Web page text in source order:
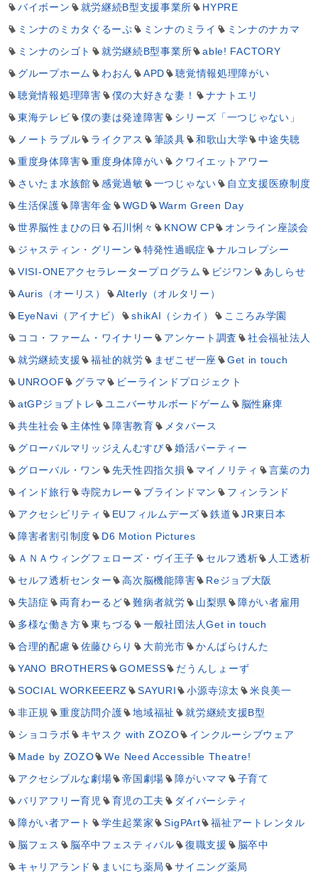
バイボーン 就労継続B型支援事業所
HYPRE
ミンナのミカタぐるーぷ
ミンナのミライ
ミンナのナカマ
ミンナのシゴト
就労継続B型事業所
able! FACTORY
グループホーム
わおん APD
聴覚情報処理障がい
聴覚情報処理障害
僕の大好きな妻！
ナナトエリ
東海テレビ
僕の妻は発達障害
シリーズ「一つじゃない」
ノートラブル
ライクアス 筆談具 和歌山大学
中途失聴
重度身体障害
重度身体障がい
クワイエットアワー
さいたま水族館
感覚過敏 一つじゃない
自立支援医療制度
生活保護
障害年金 WGD
Warm Green Day
世界脳性まひの日
石川悧々 KNOW CP
オンライン座談会
ジャスティン・グリーン
特発性過眠症
ナルコレプシー
VISI-ONEアクセラレータープログラム
ビジワン
あしらせ
Auris（オーリス）
Alterly（オルタリー）
EyeNavi（アイナビ）
shikAI（シカイ）
こころみ学園
ココ・ファーム・ワイナリー
アンケート調査
社会福祉法人
就労継続支援
福祉的就労 まぜこぜ一座
Get in touch
UNROOF
グラマ
ビーラインドプロジェクト
atGPジョブトレ
ユニバーサルボードゲーム
脳性麻痺
共生社会
主体性 障害教育
メタバース
グローバルマリッジえんむすび
婚活パーティー
グローバル・ワン
先天性四指欠損 マイノリティ
言葉の力
インド旅行
寺院カレー ブラインドマン
フィンランド
アクセシビリティ
EUフィルムデーズ 鉄道
JR東日本
障害者割引制度
D6 Motion Pictures
ＡＮＡウィングフェローズ・ヴイ王子
セルフ透析
人工透析
セルフ透析センター
高次脳機能障害
Reジョブ大阪
失語症
両育わーるど 難病者就労 山梨県
障がい者雇用
多様な働き方
東ちづる
一般社団法人Get in touch
合理的配慮
佐藤ひらり 大前光市
かんばらけんた
YANO BROTHERS
GOMESS
だうんしょーず
SOCIAL WORKEEERZ
SAYURI 小源寺涼太
米良美一
非正規
重度訪問介護 地域福祉
就労継続支援B型
ショコラボ
キヤスク with ZOZO
インクルーシブウェア
Made by ZOZO
We Need Accessible Theatre!
アクセシブルな劇場
帝国劇場 障がいママ
子育て
バリアフリー育児
育児の工夫
ダイバーシティ
障がい者アート
学生起業家 SigPArt
福祉アートレンタル
脳フェス
脳卒中フェスティバル 復職支援
脳卒中
キャリアランド
まいにち薬局
サイニング薬局